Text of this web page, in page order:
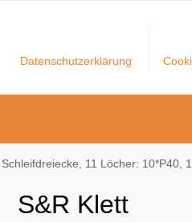
Datenschutzerklärung
10*P60, 10*P80, 10*P120, 10*P180,
S&R Klett